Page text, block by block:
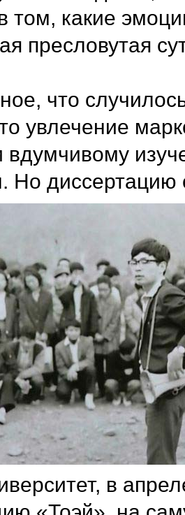
том, какие
пресловутая
что
увлечение
вдумчивому
Но диссертацию
в